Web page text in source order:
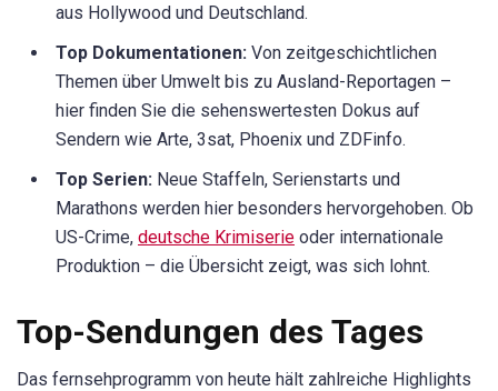
aus Hollywood und Deutschland.
Top Dokumentationen: Von zeitgeschichtlichen
Themen über Umwelt bis zu Ausland-Reportagen –
hier finden Sie die sehenswertesten Dokus auf
Sendern wie Arte, 3sat, Phoenix und ZDFinfo.
Top Serien: Neue Staffeln, Serienstarts und
Marathons werden hier besonders hervorgehoben. Ob
US-Crime, deutsche Krimiserie oder internationale
Produktion – die Übersicht zeigt, was sich lohnt.
Top-Sendungen des Tages
Das fernsehprogramm von heute hält zahlreiche Highlights